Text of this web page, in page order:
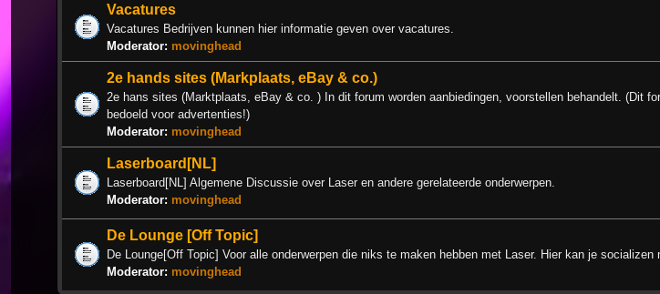
Vacatures
Vacatures Bedrijven kunnen hier informatie geven over vacatures.
Moderator: movinghead
2e hands sites (Markplaats, eBay & co.)
2e hans sites (Marktplaats, eBay & co. ) In dit forum worden aanbiedingen, voorstellen behandelt. (Dit
bedoeld voor advertenties!)
Moderator: movinghead
Laserboard[NL]
Laserboard[NL] Algemene Discussie over Laser en andere gerelateerde onderwerpen.
Moderator: movinghead
De Lounge [Off Topic]
De Lounge[Off Topic] Voor alle onderwerpen die niks te maken hebben met Laser. Hier kan je socializen
Moderator: movinghead